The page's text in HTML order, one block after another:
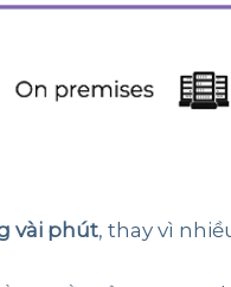
vài phút, thay vì